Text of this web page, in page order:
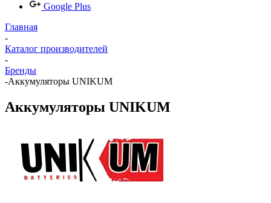
Google Plus
Главная
-
Каталог производителей
-
Бренды
-Аккумуляторы UNIKUM
Аккумуляторы UNIKUM